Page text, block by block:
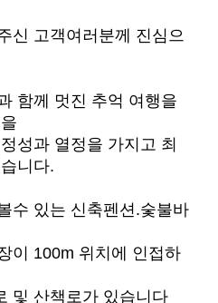
신 고객여러분께 진심으
함께 멋진 추억 여행을
성과 열정을 가지고 최
니다.
수 있는 신축펜션.숯불바
이 100m 위치에 인접하
및 산책로가 있습니다